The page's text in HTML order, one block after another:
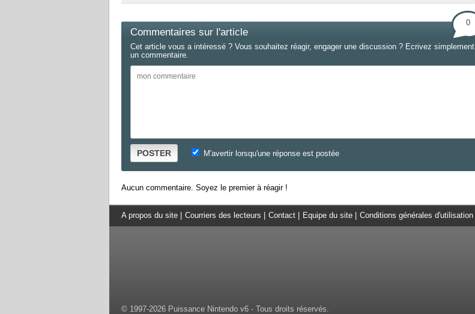
Commentaires sur l'article
0
Cet article vous a intéressé ? Vous souhaitez réagir, engager une discussion ? Ecrivez simplement
un commentaire.
POSTER M'avertir lorsqu'une réponse est postée
Aucun commentaire. Soyez le premier à réagir !
A propos du site | Courriers des lecteurs | Contact | Equipe du site | Conditions générales d'utilisation
© 1997-2026 Puissance Nintendo v6 - Tous droits réservés.